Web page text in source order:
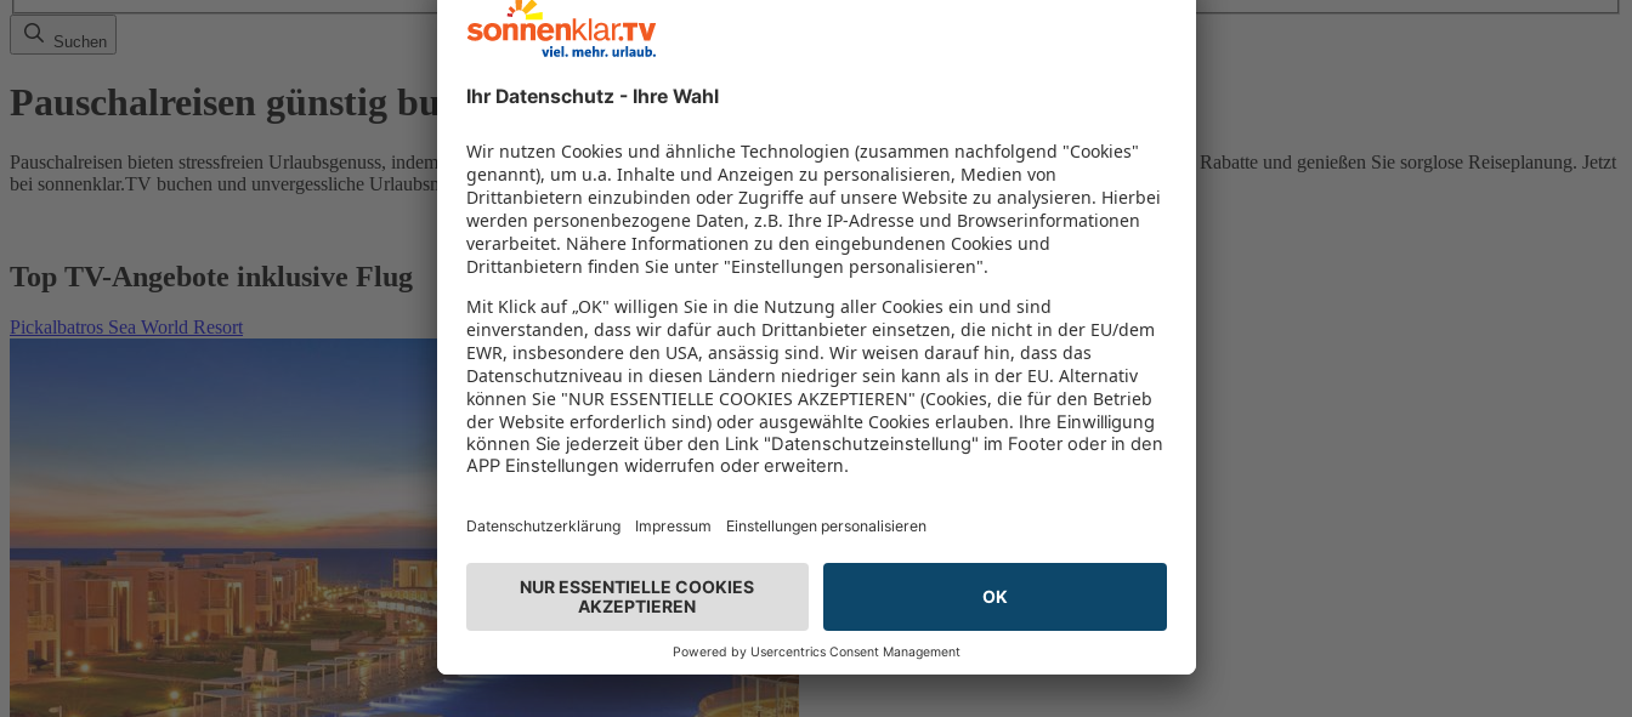
Suchen
Pauschalreisen günstig buchen
Pauschalreisen bieten stressfreien Urlaubsgenuss, indem Flug und Hotel in einem Paket kombiniert werden – das spart Zeit und Geld. Nutzen Sie attraktive Rabatte und genießen Sie sorglose Reiseplanung. Jetzt
bei sonnenklar.TV buchen und unvergessliche Urlaubsmomente erleben!
Top TV-Angebote inklusive Flug
Pickalbatros Sea World Resort